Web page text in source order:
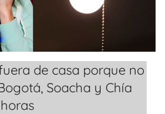
de casa porque no
Soacha y Chía